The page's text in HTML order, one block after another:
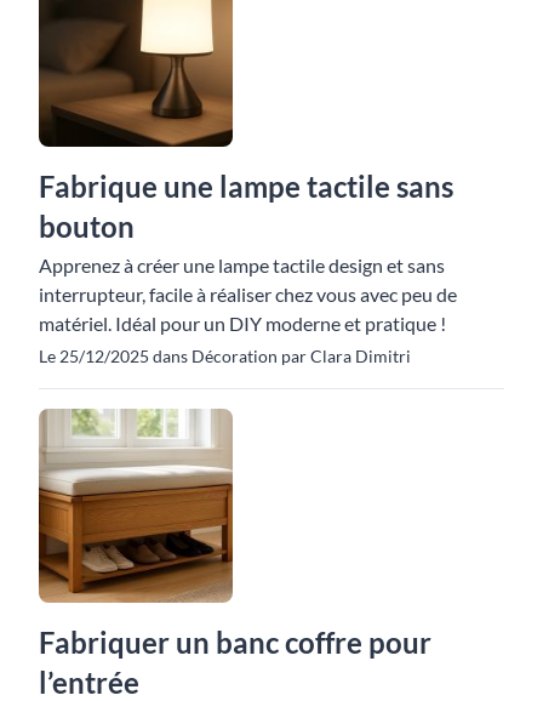
Fabrique une lampe tactile sans
bouton
Apprenez à créer une lampe tactile design et sans
interrupteur, facile à réaliser chez vous avec peu de
matériel. Idéal pour un DIY moderne et pratique !
Le 25/12/2025 dans Décoration par Clara Dimitri
Fabriquer un banc coffre pour
l’entrée